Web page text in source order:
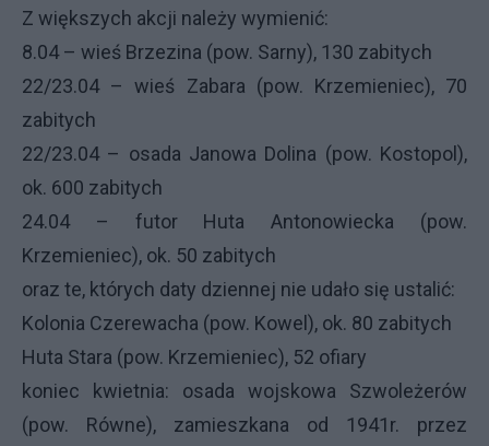
Z większych akcji należy wymienić:
8.04 – wieś Brzezina (pow. Sarny), 130 zabitych
22/23.04 – wieś Zabara (pow. Krzemieniec), 70
zabitych
22/23.04 – osada Janowa Dolina (pow. Kostopol),
ok. 600 zabitych
24.04 – futor Huta Antonowiecka (pow.
Krzemieniec), ok. 50 zabitych
oraz te, których daty dziennej nie udało się ustalić:
Kolonia Czerewacha (pow. Kowel), ok. 80 zabitych
Huta Stara (pow. Krzemieniec), 52 ofiary
koniec kwietnia: osada wojskowa Szwoleżerów
(pow. Równe), zamieszkana od 1941r. przez